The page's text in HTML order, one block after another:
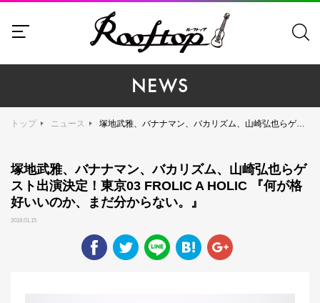
NEWS
トップ ニュース 塚地武雅、バナナマン、バカリズム、山崎弘也らゲスト出演決定！東京03 FROLIC A HOLIC 『何が格好いいのか、まだ分からない。』
塚地武雅、バナナマン、バカリズム、山崎弘也らゲ
スト出演決定！東京03 FROLIC A HOLIC 『何が格
好いいのか、まだ分からない。』
2018.01.15